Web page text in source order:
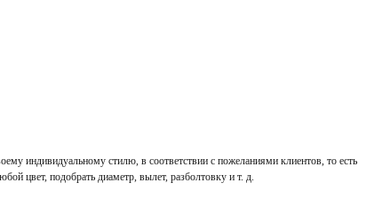
индивидуальному стилю, в соответствии с пожеланиями клиентов, то есть
цвет, подобрать диаметр, вылет, разболтовку и т. д.